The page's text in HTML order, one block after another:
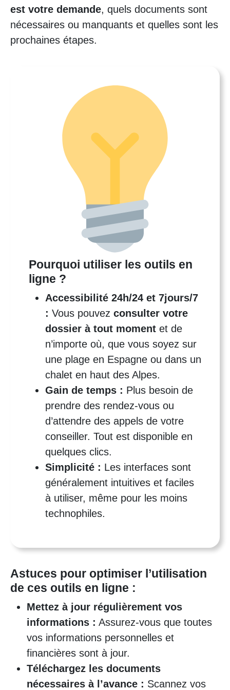
est votre demande, quels documents sont
nécessaires ou manquants et quelles sont les
prochaines étapes.
Pourquoi utiliser les outils en
ligne ?
Accessibilité 24h/24 et 7jours/7
: Vous pouvez consulter votre
dossier à tout moment et de
n’importe où, que vous soyez sur
une plage en Espagne ou dans un
chalet en haut des Alpes.
Gain de temps : Plus besoin de
prendre des rendez-vous ou
d’attendre des appels de votre
conseiller. Tout est disponible en
quelques clics.
Simplicité : Les interfaces sont
généralement intuitives et faciles
à utiliser, même pour les moins
technophiles.
Astuces pour optimiser l’utilisation
de ces outils en ligne :
Mettez à jour régulièrement vos
informations : Assurez-vous que toutes
vos informations personnelles et
financières sont à jour.
Téléchargez les documents
nécessaires à l’avance : Scannez vos